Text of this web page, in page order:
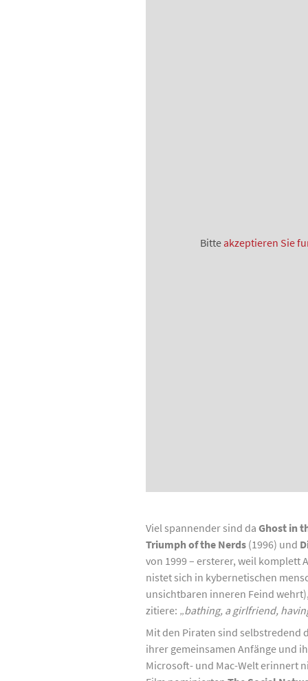
Bitte akzeptieren Sie
Viel spannender sind da Ghost in
Triumph of the Nerds (1996) und
von 1999 – ersterer, weil
nistet sich in kybernetischen
unsichtbaren inneren Feind
zitiere: „bathing, a girlfriend,
Mit den Piraten sind selbstredend
ihrer gemeinsamen Anfänge und
Microsoft- und Mac-Welt erinnert